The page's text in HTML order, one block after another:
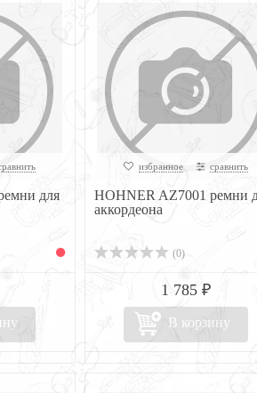
для
избранное сравнить
HOHNER AZ7001 ремни
аккордеона
(0)
1 785 ₽
В корзину